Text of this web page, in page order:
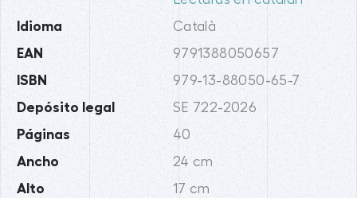
Idioma Català
EAN 9791388050657
ISBN 979-13-88050-65-7
Depósito legal SE 722-2026
Páginas 40
Ancho 24 cm
Alto 17 cm